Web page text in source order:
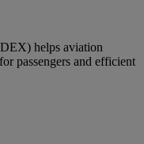
helps aviation
passengers and efficient